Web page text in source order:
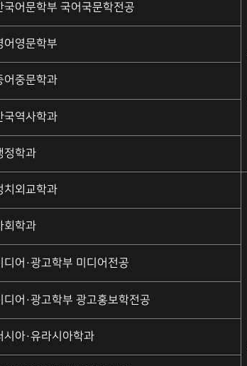
국어문학부 국어국문학전공
어영문학부
어중문학과
국역사학과
정학과
치외교학과
회학과
디어·광고학부 미디어전공
디어·광고학부 광고홍보학전공
시아·유라시아학과